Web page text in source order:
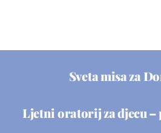
Sveta misa za
Ljetni oratorij za djecu –